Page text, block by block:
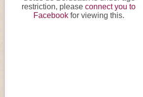
restriction, please connect you to
Facebookfor viewing this.